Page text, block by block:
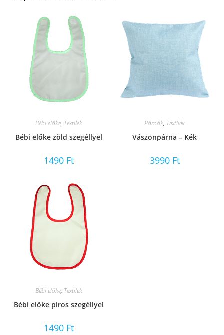
Bébi előke, Textilek
Bébi előke zöld szegéllyel
1490 Ft
Párnák, Textilek
Vászonpárna – Kék
3990 Ft
Bébi előke, Textilek
Bébi előke piros szegéllyel
1490 Ft